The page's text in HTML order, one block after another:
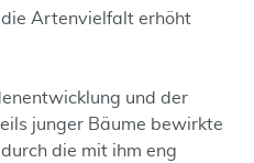
Artenvielfalt erhöht
und der
junger Bäume bewirkte
die mit ihm eng